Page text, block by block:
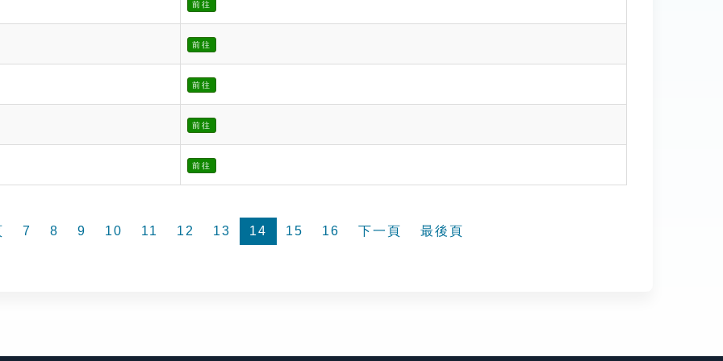
前往
前往
前往
前往
前往
7 8 9 10 11 12 13 14 15 16 下一頁 最後頁